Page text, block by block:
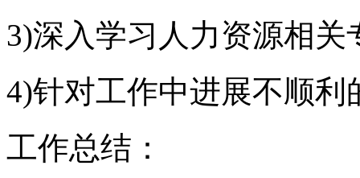
3)深入学习人力资源相关
4)针对工作中进展不顺
工作总结：